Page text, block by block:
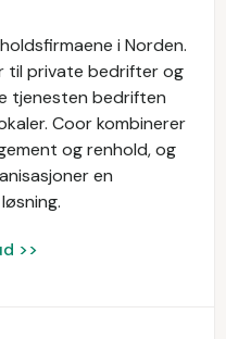
i Norden.
til private bedrifter og
tjenesten bedriften
Coor kombinerer
og renhold, og
en
>>